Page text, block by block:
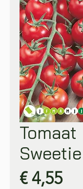
Tomaat
Sweetie
€ 4,55Prijs